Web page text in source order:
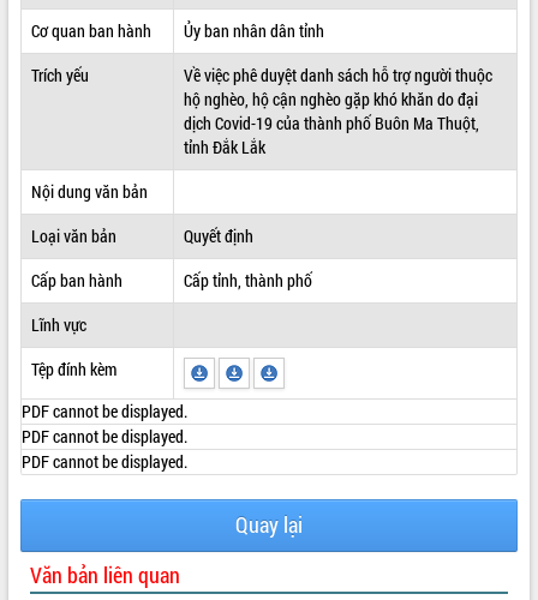
HỆ THỐNG VĂN BẢN
VĂN BẢN HĐND TỈNH
QUY HOẠCH - KẾ HOẠCH
Cơ quan ban hành
Ủy ban nhân dân tỉnh
Trích yếu
Về việc phê duyệt danh sách hỗ trợ người thuộc
hộ nghèo, hộ cận nghèo gặp khó khăn do đại
dịch Covid-19 của thành phố Buôn Ma Thuột,
tỉnh Đắk Lắk
Nội dung văn bản
Loại văn bản
Quyết định
Cấp ban hành
Cấp tỉnh, thành phố
Lĩnh vực
Tệp đính kèm
PDF cannot be displayed.
PDF cannot be displayed.
PDF cannot be displayed.
Quay lại
Văn bản liên quan